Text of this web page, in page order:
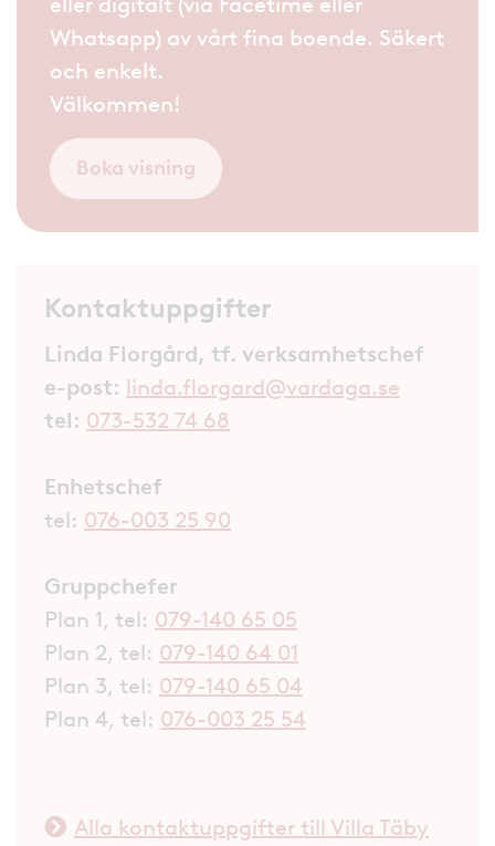
Whatsapp) av vårt fina boende. Säkert
och enkelt.
Välkommen!
Boka visning
Kontaktuppgifter
Linda Florgård, tf. verksamhetschef
e-post: linda.florgard@vardaga.se
tel: 073-532 74 68
Enhetschef
tel: 076-003 25 90
Gruppchefer
Plan 1, tel: 079-140 65 05
Plan 2, tel: 079-140 64 01
Plan 3, tel: 079-140 65 04
Plan 4, tel: 076-003 25 54
Alla kontaktuppgifter till Villa Täby